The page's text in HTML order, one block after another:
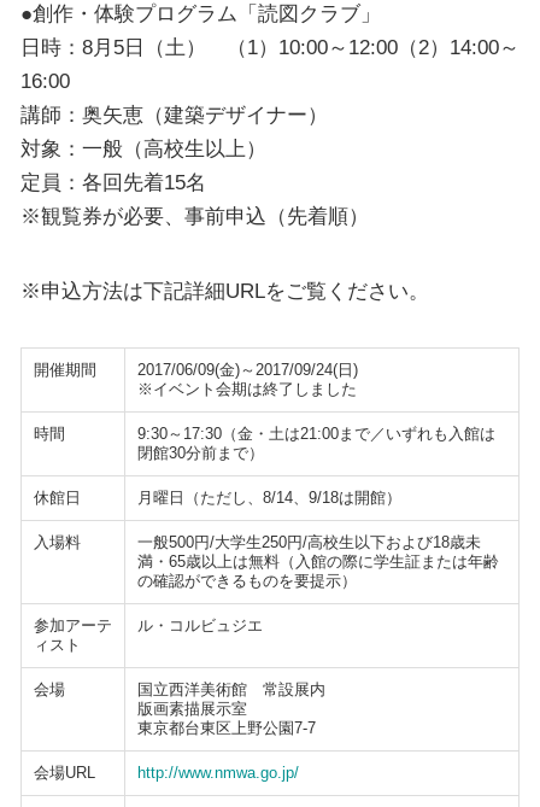
●創作・体験プログラム「読図クラブ」
日時：8月5日（土） （1）10:00～12:00（2）14:00～
16:00
講師：奥矢恵（建築デザイナー）
対象：一般（高校生以上）
定員：各回先着15名
※観覧券が必要、事前申込（先着順）
※申込方法は下記詳細URLをご覧ください。
開催期間
2017/06/09(金)～2017/09/24(日)
※イベント会期は終了しました
時間
9:30～17:30（金・土は21:00まで／いずれも入館は
閉館30分前まで）
休館日 月曜日（ただし、8/14、9/18は開館）
入場料
一般500円/大学生250円/高校生以下および18歳未
満・65歳以上は無料（入館の際に学生証または年齢
の確認ができるものを要提示）
参加アーテ
ィスト
ル・コルビュジエ
会場
国立西洋美術館 常設展内
版画素描展示室
東京都台東区上野公園7-7
会場URL http://www.nmwa.go.jp/